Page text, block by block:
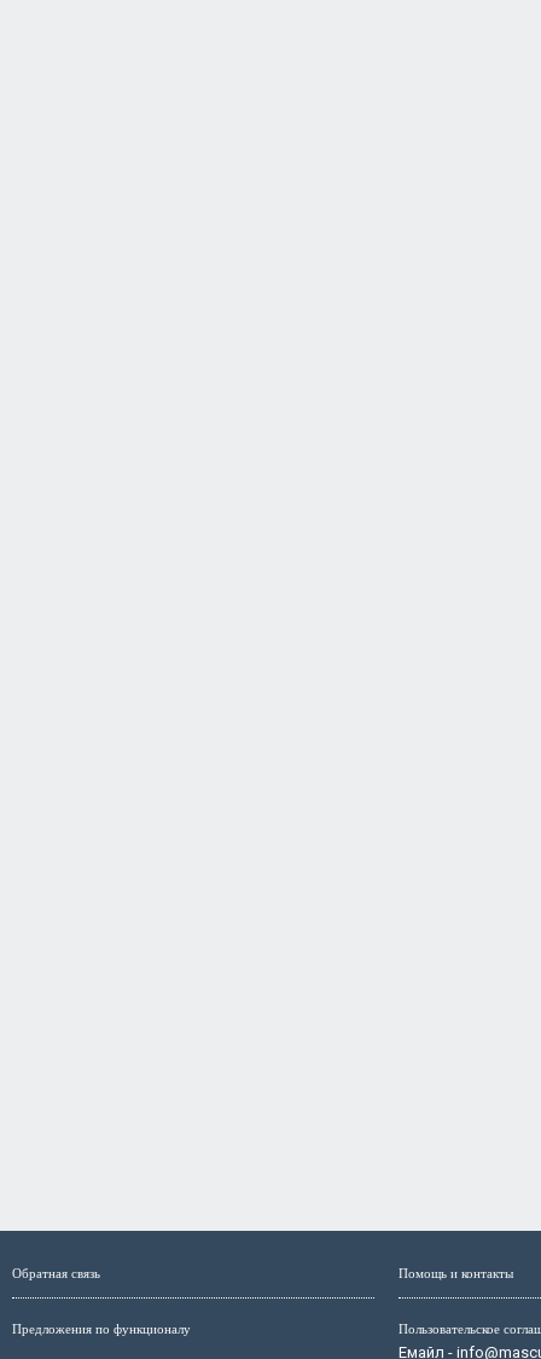
Обратная связь
Предложения по функционалу
Помощь и контакты
Пользовательское
Емайл -